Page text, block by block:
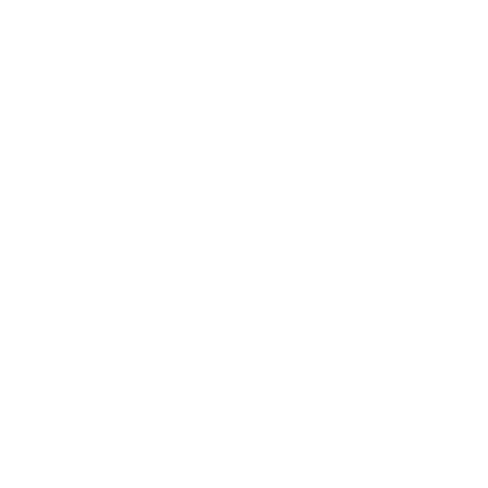
です。
ありません。
です。
ず変更すること